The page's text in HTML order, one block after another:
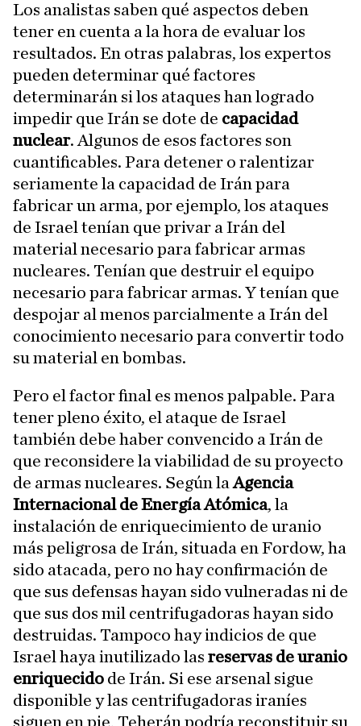
Los analistas saben qué aspectos deben
tener en cuenta a la hora de evaluar los
resultados. En otras palabras, los expertos
pueden determinar qué factores
determinarán si los ataques han logrado
impedir que Irán se dote de capacidad
nuclear. Algunos de esos factores son
cuantificables. Para detener o ralentizar
seriamente la capacidad de Irán para
fabricar un arma, por ejemplo, los ataques
de Israel tenían que privar a Irán del
material necesario para fabricar armas
nucleares. Tenían que destruir el equipo
necesario para fabricar armas. Y tenían que
despojar al menos parcialmente a Irán del
conocimiento necesario para convertir todo
su material en bombas.
Pero el factor final es menos palpable. Para
tener pleno éxito, el ataque de Israel
también debe haber convencido a Irán de
que reconsidere la viabilidad de su proyecto
de armas nucleares. Según laAgencia
Internacional de Energía Atómica, la
instalación de enriquecimiento de uranio
más peligrosa de Irán, situada en Fordow, ha
sido atacada, pero no hay confirmación de
que sus defensas hayan sido vulneradas ni de
que sus dos mil centrifugadoras hayan sido
destruidas. Tampoco hay indicios de que
Israel haya inutilizado las reservas de uranio
enriquecido de Irán. Si ese arsenal sigue
disponible y las centrifugadoras iraníes
siguen en pie, Teherán podría reconstituir su